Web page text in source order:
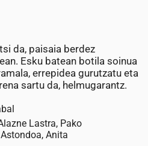
da, paisaia berdez
Esku batean botila soinua
errepidea gurutzatu eta
sartu da, helmugarantz.
Lastra, Pako
Anita